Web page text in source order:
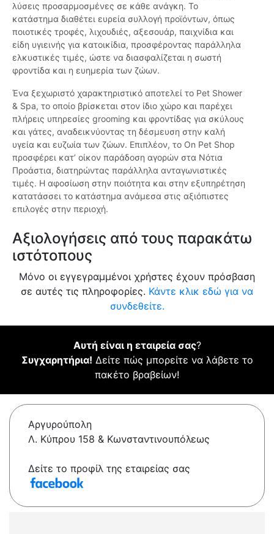
λύσεις προσαρμοσμένες σε κάθε ανάγκη. Το
κατάστημα διαθέτει ευρεία συλλογή προϊόντων, όπως
ποιοτικές τροφές, λιχουδιές, αξεσουάρ, παιχνίδια και
είδη υγιεινής για κατοικίδια, προσφέροντας παράλληλα
ελκυστικές τιμές, ώστε να διασφαλίζεται η σωστή
φροντίδα και η ευημερία των ζώων.
Ένα ξεχωριστό χαρακτηριστικό αποτελεί το Pet Shower
& Spa, το οποίο βρίσκεται στον ίδιο χώρο και παρέχει
πλήρεις υπηρεσίες grooming και φροντίδας για σκύλους
και γάτες, αναδεικνύοντας τη δέσμευση στην καλή
υγεία και ευζωία των ζώων. Επιπλέον, το On Pet Shop
προσφέρει κατ’ οίκον παράδοση αγορών στα Νότια
Προάστια, διατηρώντας παράλληλα ανταγωνιστικές
τιμές. Η αφοσίωση στην ποιότητα και στην εξυπηρέτηση
κατατάσσει το κατάστημα ανάμεσα στις αξιόπιστες
επιλογές στην περιοχή.
Αξιολογήσεις από τους παρακάτω
ιστότοπους
Μόνο οι εγγεγραμμένοι χρήστες έχουν πρόσβαση
σε αυτές τις πληροφορίες. Κάντε κλικ εδώ για να
συνδεθείτε.
Αυτή είναι η εταιρεία σας?
Συγχαρητήρια! Δείτε πώς μπορείτε να λάβετε το
πακέτο βραβείων!
Αργυρούπολη
Λ. Κύπρου 158 & Κωνσταντινουπόλεως
Δείτε το προφίλ της εταιρείας σας